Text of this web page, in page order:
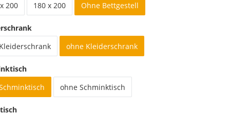
200
180 x 200 Ohne Bettgestell
ohne Kleiderschrank
ohne Schminktisch